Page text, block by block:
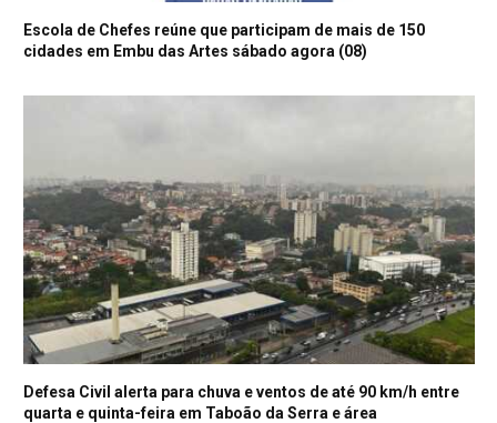
Escola de Chefes reúne que participam de mais de 150
cidades em Embu das Artes sábado agora (08)
Defesa Civil alerta para chuva e ventos de até 90 km/h entre
quarta e quinta-feira em Taboão da Serra e área